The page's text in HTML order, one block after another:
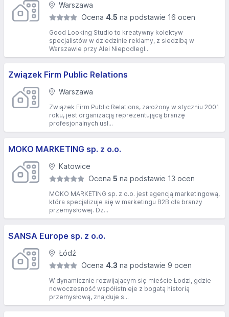
Warszawa
Ocena 4.5 na podstawie 16 ocen
Good Looking Studio to kreatywny kolektyw
specjalistów w dziedzinie reklamy, z siedzibą w
Warszawie przy Alei Niepodległ...
Związek Firm Public Relations
Warszawa
Związek Firm Public Relations, założony w styczniu 2001
roku, jest organizacją reprezentującą branżę
profesjonalnych usł...
MOKO MARKETING sp. z o.o.
Katowice
Ocena 5 na podstawie 13 ocen
MOKO MARKETING sp. z o.o. jest agencją marketingową,
która specjalizuje się w marketingu B2B dla branży
przemysłowej. Dz...
SANSA Europe sp. z o.o.
Łódź
Ocena 4.3 na podstawie 9 ocen
W dynamicznie rozwijającym się mieście Łodzi, gdzie
nowoczesność współistnieje z bogatą historią
przemysłową, znajduje s...